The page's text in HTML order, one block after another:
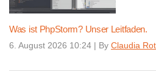
Was ist PhpStorm? Unser Leitfaden.
6. August 2026 10:24 | By Claudia